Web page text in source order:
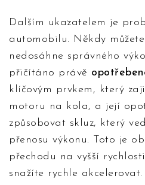
Dalším ukazatelem je
automobilu. Někdy
nedosáhne správného
přičítáno právě
klíčovým prvkem, který
motoru na kola, a její
způsobovat skluz, který
přenosu výkonu. Toto je
přechodu na vyšší
snažíte rychle akcelerovat.